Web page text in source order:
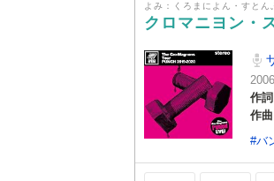
よみ：くろまによん・すとん
クロマニヨン・
作詞
作曲
#バ